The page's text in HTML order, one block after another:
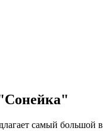
самый большой